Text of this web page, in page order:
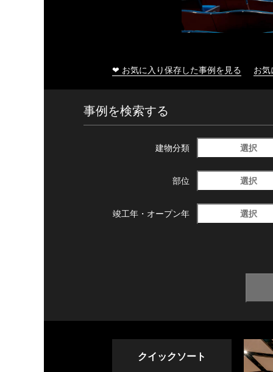
❤ お気に入り保存した事例を見る お
事例を検索する
建物分類 選択
部位 選択
竣工年・ オープン年 選択
クイックソート